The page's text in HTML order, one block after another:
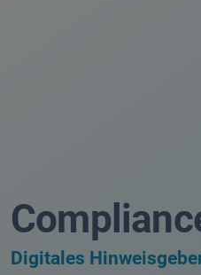
Digitales